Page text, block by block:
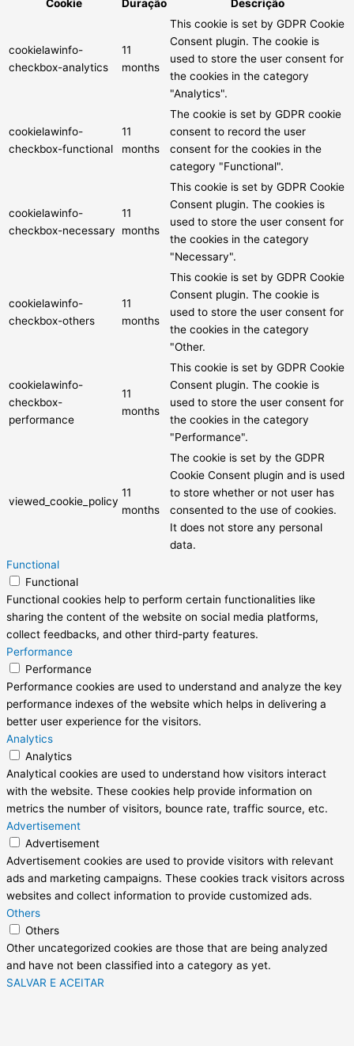
Cookie Duração Descrição
cookielawinfo-
checkbox-analytics
11
months
This cookie is set by GDPR Cookie
Consent plugin. The cookie is
used to store the user consent for
the cookies in the category
"Analytics".
cookielawinfo-
checkbox-functional
11
months
The cookie is set by GDPR cookie
consent to record the user
consent for the cookies in the
category "Functional".
cookielawinfo-
checkbox-necessary
11
months
This cookie is set by GDPR Cookie
Consent plugin. The cookies is
used to store the user consent for
the cookies in the category
"Necessary".
cookielawinfo-
checkbox-others
11
months
This cookie is set by GDPR Cookie
Consent plugin. The cookie is
used to store the user consent for
the cookies in the category
"Other.
cookielawinfo-
checkbox-
performance
11
months
This cookie is set by GDPR Cookie
Consent plugin. The cookie is
used to store the user consent for
the cookies in the category
"Performance".
viewed_cookie_policy
11
months
The cookie is set by the GDPR
Cookie Consent plugin and is used
to store whether or not user has
consented to the use of cookies.
It does not store any personal
data.
Functional
Functional
Functional cookies help to perform certain functionalities like
sharing the content of the website on social media platforms,
collect feedbacks, and other third-party features.
Performance
Performance
Performance cookies are used to understand and analyze the key
performance indexes of the website which helps in delivering a
better user experience for the visitors.
Analytics
Analytics
Analytical cookies are used to understand how visitors interact
with the website. These cookies help provide information on
metrics the number of visitors, bounce rate, traffic source, etc.
Advertisement
Advertisement
Advertisement cookies are used to provide visitors with relevant
ads and marketing campaigns. These cookies track visitors across
websites and collect information to provide customized ads.
Others
Others
Other uncategorized cookies are those that are being analyzed
and have not been classified into a category as yet.
SALVAR E ACEITAR